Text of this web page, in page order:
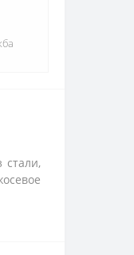
стали,